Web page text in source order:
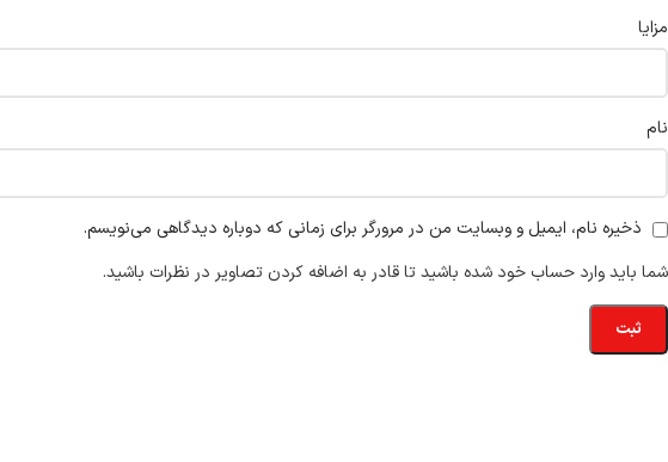
مزایا
نام
ذخیره نام، ایمیل و وبسایت من در مرورگر برای زمانی که دوباره دیدگاهی می‌نویسم.
شما باید وارد حساب خود شده باشید تا قادر به اضافه کردن تصاویر در نظرات باشید.